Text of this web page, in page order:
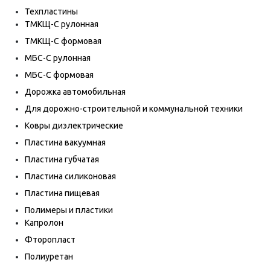
Техпластины
ТМКЩ-С рулонная
ТМКЩ-С формовая
МБС-С рулонная
МБС-С формовая
Дорожка автомобильная
Для дорожно-строительной и коммунальной техники
Ковры диэлектрические
Пластина вакуумная
Пластина губчатая
Пластина силиконовая
Пластина пищевая
Полимеры и пластики
Капролон
Фторопласт
Полиуретан